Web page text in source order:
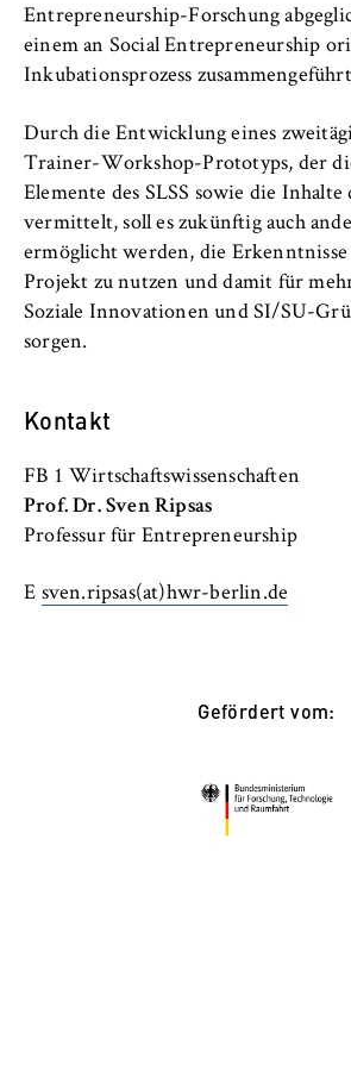
Entrepreneurship-Forschung
einem an Social Entrepreneurship
Inkubationsprozess
Durch die Entwicklung eines
Trainer-Workshop-Prototyps, der
Elemente des SLSS sowie die Inhalte
vermittelt, soll es zukünftig auch
ermöglicht werden, die Erkenntnisse
Projekt zu nutzen und damit für
Soziale Innovationen und SI/SU-
sorgen.
Kontakt
FB 1 Wirtschaftswissenschaften
Prof. Dr. Sven Ripsas
Professur für Entrepreneurship
E sven.ripsas(at)hwr-berlin.de
Gefördert vom: